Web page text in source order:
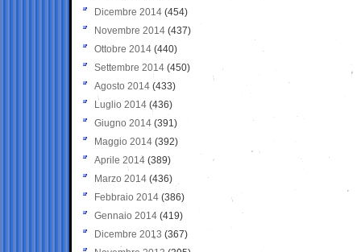
Dicembre 2014 (454)
Novembre 2014 (437)
Ottobre 2014 (440)
Settembre 2014 (450)
Agosto 2014 (433)
Luglio 2014 (436)
Giugno 2014 (391)
Maggio 2014 (392)
Aprile 2014 (389)
Marzo 2014 (436)
Febbraio 2014 (386)
Gennaio 2014 (419)
Dicembre 2013 (367)